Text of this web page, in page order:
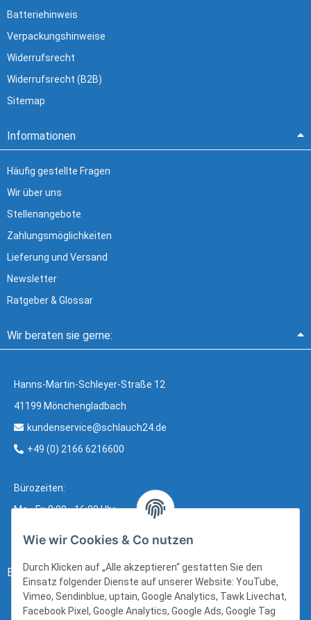
Batteriehinweis
Verpackungshinweise
Widerrufsrecht
Widerrufsrecht (B2B)
Sitemap
Informationen
Häufig gestellte Fragen
Wir über uns
Stellenangebote
Zahlungsmöglichkeiten
Lieferung und Versand
Newsletter
Ratgeber & Glossar
Wir beraten sie gerne:
Hanns-Martin-Schleyer-Straße 12
41199 Mönchengladbach
kundenservice@schlauch24.de
+49 (0) 2166 6216600
Bürozeiten:
Mo - Fr: 8:00 - 16:00 Uhr
Bezahlung:
Wie wir Cookies & Co nutzen
Durch Klicken auf „Alle akzeptieren“ gestatten Sie den
Einsatz folgender Dienste auf unserer Website: YouTube,
Vimeo, Sendinblue, uptain, Google Analytics, Tawk Livechat,
Facebook Pixel, Google Analytics, Google Ads, Google Tag